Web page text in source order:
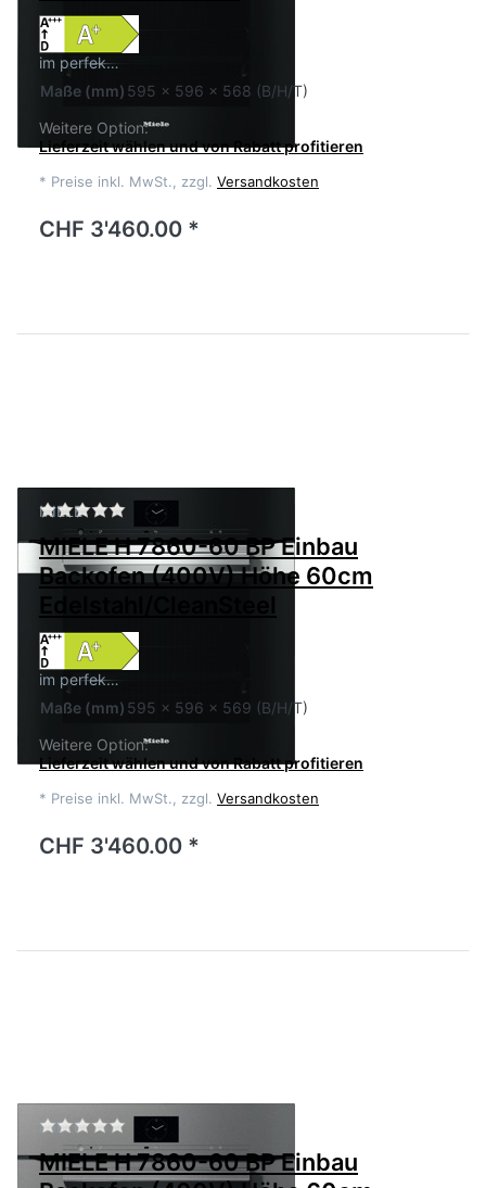
im perfek…
Maße (mm) 595 x 596 x 568 (B/H/T)
Weitere Option:
Lieferzeit wählen und von Rabatt profitieren
* Preise inkl. MwSt., zzgl. Versandkosten
CHF 3'460.00 *
MIELE Zu diesem Produkt liegen noch keine
MIELE H 7860-60 BP Einbau
Backofen (400V) Höhe 60cm
Edelstahl/CleanSteel
im perfek…
Maße (mm) 595 x 596 x 569 (B/H/T)
Weitere Option:
Lieferzeit wählen und von Rabatt profitieren
* Preise inkl. MwSt., zzgl. Versandkosten
CHF 3'460.00 *
MIELE Zu diesem Produkt liegen noch keine
MIELE H 7860-60 BP Einbau